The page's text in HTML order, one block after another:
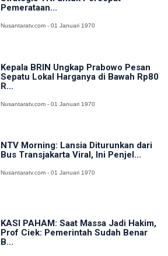
Pemerataan...
Nusantaratv.com - 01 Januari 1970
Kepala BRIN Ungkap Prabowo Pesan
Sepatu Lokal Harganya di Bawah Rp80
R...
Nusantaratv.com - 01 Januari 1970
NTV Morning: Lansia Diturunkan dari
Bus Transjakarta Viral, Ini Penjel...
Nusantaratv.com - 01 Januari 1970
KASI PAHAM: Saat Massa Jadi Hakim,
Prof Ciek: Pemerintah Sudah Benar
B...